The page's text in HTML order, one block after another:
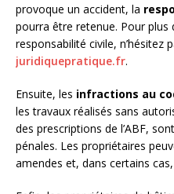
provoque un accident, la
pourra être retenue. Pour plus
responsabilité civile, n’hésitez
juridiquepratique.fr.
Ensuite, les infractions au
les travaux réalisés sans
des prescriptions de l’ABF,
pénales. Les propriétaires
amendes et, dans certains